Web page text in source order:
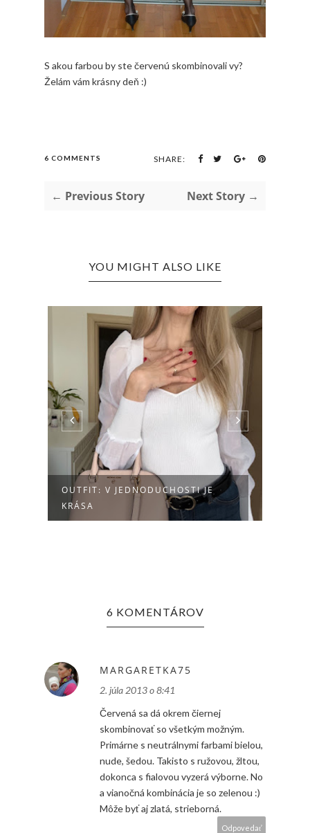
S akou farbou by ste červenú skombinovali vy?
Želám vám krásny deň :)
6 COMMENTS SHARE:
← Previous Story Next Story →
YOU MIGHT ALSO LIKE
OUTFIT: V JEDNODUCHOSTI JE
KRÁSA
6 KOMENTÁROV
MARGARETKA75
2. júla 2013 o 8:41
Červená sa dá okrem čiernej
skombinovať so všetkým možným.
Primárne s neutrálnymi farbami bielou,
nude, šedou. Takisto s ružovou, žltou,
dokonca s fialovou vyzerá výborne. No
a vianočná kombinácia je so zelenou :)
Môže byť aj zlatá, strieborná.
Odpovedať